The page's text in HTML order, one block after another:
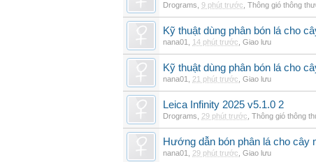
Drograms 9 phút trước Thông gió thông
Kỹ thuật dùng phân bón lá cho
nana01 14 phút trước Giao lưu
Kỹ thuật dùng phân bón lá cho
nana01 21 phút trước Giao lưu
Leica Infinity 2025 v5.1.0 2
Drograms 29 phút trước Thông gió thông
Hướng dẫn bón phân lá cho cây
nana01 29 phút trước Giao lưu